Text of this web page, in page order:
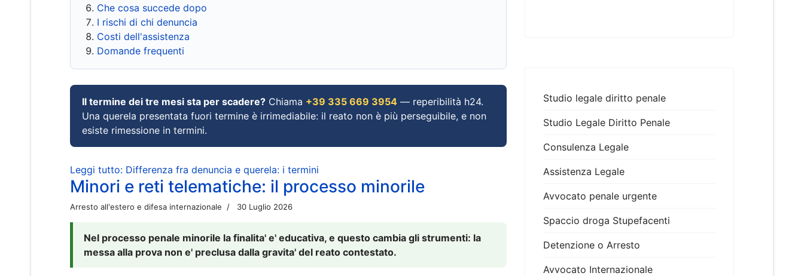
Che cosa succede dopo
I rischi di chi denuncia
Costi dell'assistenza
Domande frequenti
Il termine dei tre mesi sta per scadere? Chiama +39 335 669 3954 — reperibilità h24.
Una querela presentata fuori termine è irrimediabile: il reato non è più perseguibile, e non
esiste rimessione in termini.
Leggi tutto: Differenza fra denuncia e querela: i termini
Minori e reti telematiche: il processo minorile
Arresto all'estero e difesa internazionale 30 Luglio 2026
Nel processo penale minorile la finalita' e' educativa, e questo cambia gli strumenti: la
messa alla prova non e' preclusa dalla gravita' del reato contestato.
Studio legale diritto penale
Studio Legale Diritto Penale
Consulenza Legale
Assistenza Legale
Avvocato penale urgente
Spaccio droga Stupefacenti
Detenzione o Arresto
Avvocato Internazionale